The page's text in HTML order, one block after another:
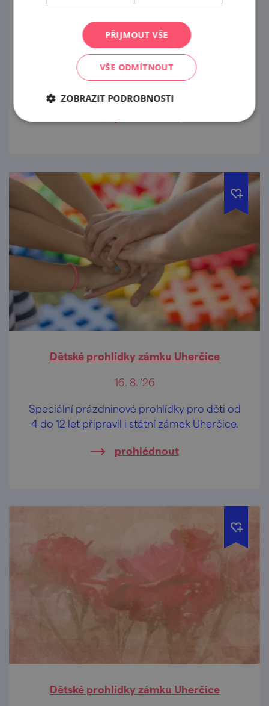
Dětské prohlídky zámku Uherčice
12. 8. '26
Speciální prázdninové prohlídky pro děti od
Dětské prohlídky zámku Uherčice
16. 8. '26
Speciální prázdninové prohlídky pro děti od
4 do 12 let připravil i státní zámek Uherčice.
prohlédnout
Dětské prohlídky zámku Uherčice
PŘIJMOUT VŠE
VŠE ODMÍTNOUT
ZOBRAZIT PODROBNOSTI